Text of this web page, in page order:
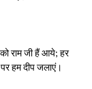
राम जी हैं आये; हर
हम दीप जलाएं।